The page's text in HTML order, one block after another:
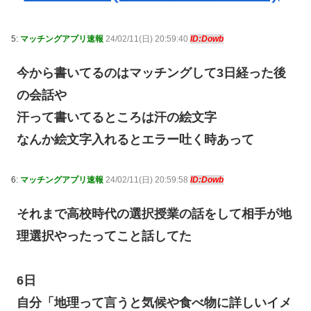
5: マッチングアプリ速報 24/02/11(日) 20:59:40 ID:Dowb
今から書いてるのはマッチングして3日経った後
の会話や
汗って書いてるところは汗の絵文字
なんか絵文字入れるとエラー吐く時あって
6: マッチングアプリ速報 24/02/11(日) 20:59:58 ID:Dowb
それまで高校時代の選択授業の話をして相手が地
理選択やったってこと話してた
6日
自分「地理って言うと気候や食べ物に詳しいイメ